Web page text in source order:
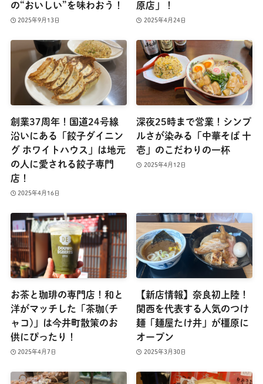
の“おいしい”を味わおう！
2025年9月13日
原店」！
2025年4月24日
創業37周年！国道24号線
沿いにある「餃子ダイニン
グ ホワイトハウス」は地元
の人に愛される餃子専門
店！
2025年4月16日
深夜25時まで営業！シンプ
ルさが染みる「中華そば 十
壱」のこだわりの一杯
2025年4月12日
お茶と珈琲の専門店！和と
洋がマッチした「茶珈(チ
ャコ)」は今井町散策のお
供にぴったり！
2025年4月7日
【新店情報】奈良初上陸！
関西を代表する人気のつけ
麺「麺屋たけ井」が橿原に
オープン
2025年3月30日